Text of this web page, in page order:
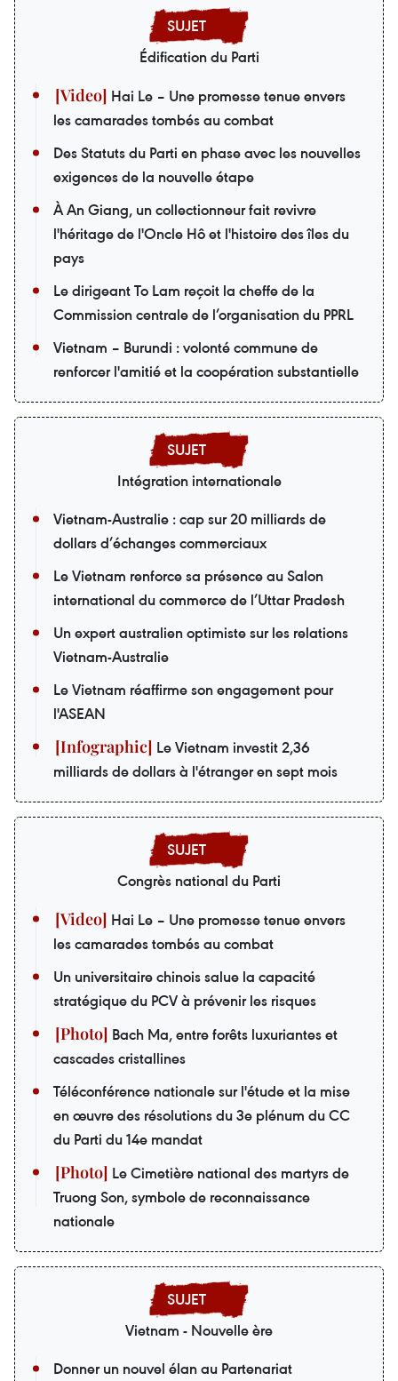
Édification du Parti
Hai Le – Une promesse tenue envers
les camarades tombés au combat
Des Statuts du Parti en phase avec les nouvelles
exigences de la nouvelle étape
À An Giang, un collectionneur fait revivre
l'héritage de l'Oncle Hô et l'histoire des îles du
pays
Le dirigeant To Lam reçoit la cheffe de la
Commission centrale de l’organisation du PPRL
Vietnam – Burundi : volonté commune de
renforcer l'amitié et la coopération substantielle
Intégration internationale
Vietnam-Australie : cap sur 20 milliards de
dollars d’échanges commerciaux
Le Vietnam renforce sa présence au Salon
international du commerce de l’Uttar Pradesh
Un expert australien optimiste sur les relations
Vietnam-Australie
Le Vietnam réaffirme son engagement pour
l'ASEAN
Le Vietnam investit 2,36
milliards de dollars à l'étranger en sept mois
Congrès national du Parti
Hai Le – Une promesse tenue envers
les camarades tombés au combat
Un universitaire chinois salue la capacité
stratégique du PCV à prévenir les risques
Bach Ma, entre forêts luxuriantes et
cascades cristallines
Téléconférence nationale sur l'étude et la mise
en œuvre des résolutions du 3e plénum du CC
du Parti du 14e mandat
Le Cimetière national des martyrs de
Truong Son, symbole de reconnaissance
nationale
Vietnam - Nouvelle ère
Donner un nouvel élan au Partenariat